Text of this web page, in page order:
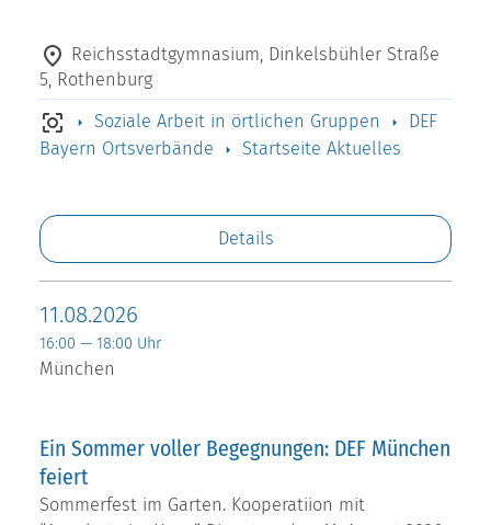
Reichsstadtgymnasium, Dinkelsbühler Straße
5, Rothenburg
Soziale Arbeit in örtlichen Gruppen
DEF
Bayern Ortsverbände
Startseite Aktuelles
Details
11.08.2026
16:00 — 18:00 Uhr
München
Ein Sommer voller Begegnungen: DEF München
feiert
Sommerfest im Garten. Kooperatiion mit